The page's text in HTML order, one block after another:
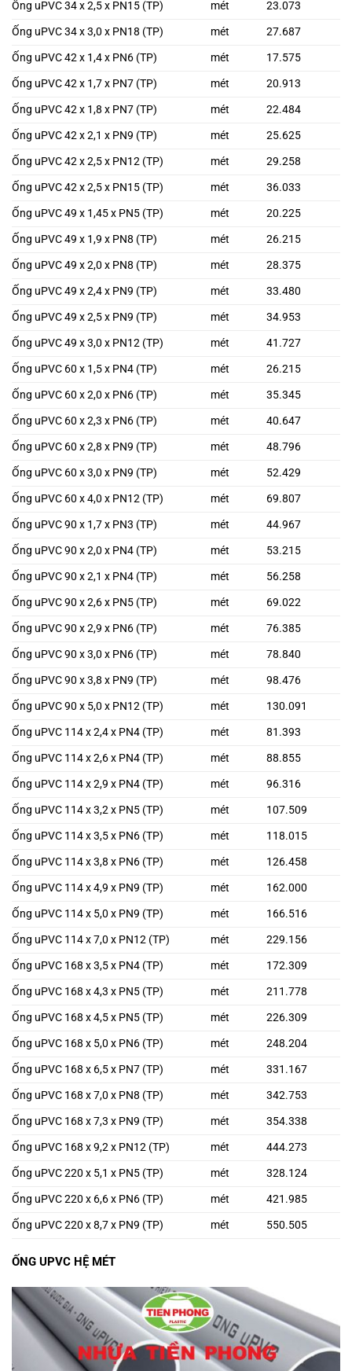
Ống uPVC 34 x 2,5 x PN15 (TP) mét 23.073
Ống uPVC 34 x 3,0 x PN18 (TP) mét 27.687
Ống uPVC 42 x 1,4 x PN6 (TP) mét 17.575
Ống uPVC 42 x 1,7 x PN7 (TP) mét 20.913
Ống uPVC 42 x 1,8 x PN7 (TP) mét 22.484
Ống uPVC 42 x 2,1 x PN9 (TP) mét 25.625
Ống uPVC 42 x 2,5 x PN12 (TP) mét 29.258
Ống uPVC 42 x 2,5 x PN15 (TP) mét 36.033
Ống uPVC 49 x 1,45 x PN5 (TP) mét 20.225
Ống uPVC 49 x 1,9 x PN8 (TP) mét 26.215
Ống uPVC 49 x 2,0 x PN8 (TP) mét 28.375
Ống uPVC 49 x 2,4 x PN9 (TP) mét 33.480
Ống uPVC 49 x 2,5 x PN9 (TP) mét 34.953
Ống uPVC 49 x 3,0 x PN12 (TP) mét 41.727
Ống uPVC 60 x 1,5 x PN4 (TP) mét 26.215
Ống uPVC 60 x 2,0 x PN6 (TP) mét 35.345
Ống uPVC 60 x 2,3 x PN6 (TP) mét 40.647
Ống uPVC 60 x 2,8 x PN9 (TP) mét 48.796
Ống uPVC 60 x 3,0 x PN9 (TP) mét 52.429
Ống uPVC 60 x 4,0 x PN12 (TP) mét 69.807
Ống uPVC 90 x 1,7 x PN3 (TP) mét 44.967
Ống uPVC 90 x 2,0 x PN4 (TP) mét 53.215
Ống uPVC 90 x 2,1 x PN4 (TP) mét 56.258
Ống uPVC 90 x 2,6 x PN5 (TP) mét 69.022
Ống uPVC 90 x 2,9 x PN6 (TP) mét 76.385
Ống uPVC 90 x 3,0 x PN6 (TP) mét 78.840
Ống uPVC 90 x 3,8 x PN9 (TP) mét 98.476
Ống uPVC 90 x 5,0 x PN12 (TP) mét 130.091
Ống uPVC 114 x 2,4 x PN4 (TP) mét 81.393
Ống uPVC 114 x 2,6 x PN4 (TP) mét 88.855
Ống uPVC 114 x 2,9 x PN4 (TP) mét 96.316
Ống uPVC 114 x 3,2 x PN5 (TP) mét 107.509
Ống uPVC 114 x 3,5 x PN6 (TP) mét 118.015
Ống uPVC 114 x 3,8 x PN6 (TP) mét 126.458
Ống uPVC 114 x 4,9 x PN9 (TP) mét 162.000
Ống uPVC 114 x 5,0 x PN9 (TP) mét 166.516
Ống uPVC 114 x 7,0 x PN12 (TP) mét 229.156
Ống uPVC 168 x 3,5 x PN4 (TP) mét 172.309
Ống uPVC 168 x 4,3 x PN5 (TP) mét 211.778
Ống uPVC 168 x 4,5 x PN5 (TP) mét 226.309
Ống uPVC 168 x 5,0 x PN6 (TP) mét 248.204
Ống uPVC 168 x 6,5 x PN7 (TP) mét 331.167
Ống uPVC 168 x 7,0 x PN8 (TP) mét 342.753
Ống uPVC 168 x 7,3 x PN9 (TP) mét 354.338
Ống uPVC 168 x 9,2 x PN12 (TP) mét 444.273
Ống uPVC 220 x 5,1 x PN5 (TP) mét 328.124
Ống uPVC 220 x 6,6 x PN6 (TP) mét 421.985
Ống uPVC 220 x 8,7 x PN9 (TP) mét 550.505
ỐNG UPVC HỆ MÉT